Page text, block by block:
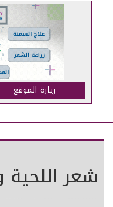
زيارة الموقع
شعر اللحية